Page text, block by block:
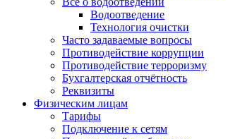
Водоотведение
Технология очистки
Часто задаваемые вопросы
Противодействие коррупции
Противодействие терроризму
Бухгалтерская отчётность
Реквизиты
Физическим лицам
Тарифы
Подключение к сетям